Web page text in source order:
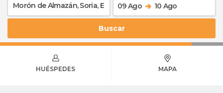
09 Ago 10 Ago
Buscar
HUÉSPEDES MAPA